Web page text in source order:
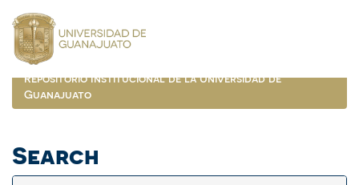
navigation
Repositorio Institucional de la Universidad de
Guanajuato
Search